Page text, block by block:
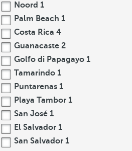
Noord 1
Palm Beach 1
Costa Rica 4
Guanacaste 2
Golfo di Papagayo 1
Tamarindo 1
Puntarenas 1
Playa Tambor 1
San José 1
El Salvador 1
San Salvador 1